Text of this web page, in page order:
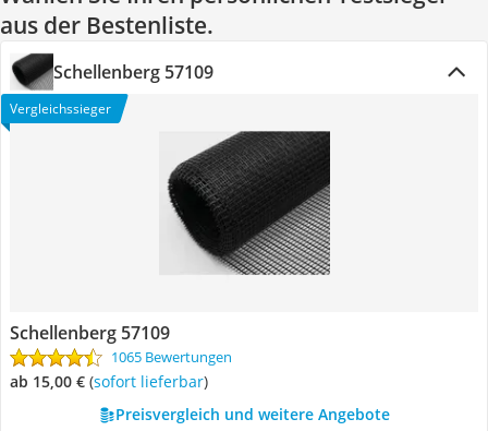
aus der Bestenliste.
Schellenberg 57109
Vergleichssieger
Schellenberg 57109
1065 Bewertungen
ab 15,00 € ( Sofort lieferbar)
Preisvergleich und weitere Angebote